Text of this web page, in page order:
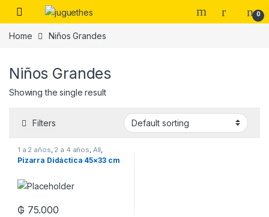
Skip to navigation
Skip to content
0
Home Niños Grandes
Niños Grandes
Showing the single result
Filters
1 a 2 años 2 a 4 años All
Estimulacion Temprana ,Juego
Grupal,Lenguaje,Motricidad,
Pizarra Didáctica 45×33 cm
₲ 75.000